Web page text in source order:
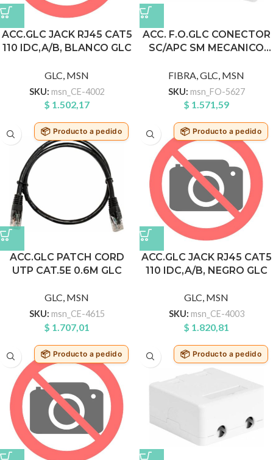
ACC.GLC JACK RJ45 CAT5
110 IDC,A/B, BLANCO GLC
GLC MSN
SKU: msn_CE-4002
$ 1.502,17
ACC. F.O.GLC CONECTOR
SC/APC SM MECANICO
FIBRA GLC MSN
SKU: msn_FO-5627
$ 1.571,59
Producto a pedido
ACC.GLC PATCH CORD
UTP CAT.5E 0.6M GLC
GLC, MSN
SKU: msn_CE-4615
$ 1.707,01
Producto a pedido
ACC.GLC JACK RJ45 CAT5
110 IDC,A/B, NEGRO GLC
GLC, MSN
SKU: msn_CE-4003
$ 1.820,81
Producto a pedido Producto a pedido